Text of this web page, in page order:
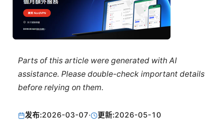
Parts of this article were generated with AI
assistance. Please double-check important details
before relying on them.
发布:2026-03-07· 更新:2026-05-10